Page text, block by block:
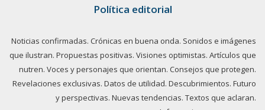
Política editorial
Noticias confirmadas. Crónicas en buena onda. Sonidos e imágenes
que ilustran. Propuestas positivas. Visiones optimistas. Artículos que
nutren. Voces y personajes que orientan. Consejos que protegen.
Revelaciones exclusivas. Datos de utilidad. Descubrimientos. Futuro
y perspectivas. Nuevas tendencias. Textos que aclaran.